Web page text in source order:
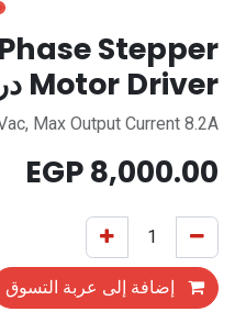
Stepper
Motor Driver درايفر ماتور ستيبر
Max Output Current 8.2A
8,000.00
إضافة إلى عربة التسوق